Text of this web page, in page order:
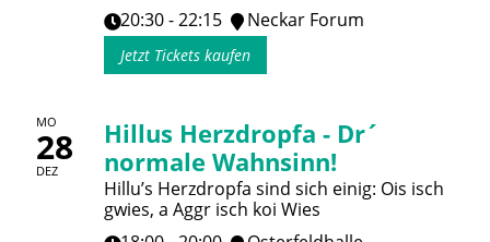
20:30 - 22:15
Neckar Forum
Jetzt Tickets kaufen
MO
28
DEZ
Hillus Herzdropfa - Dr´
normale Wahnsinn!
Hillu’s Herzdropfa sind sich einig: Ois isch
gwies, a Aggr isch koi Wies